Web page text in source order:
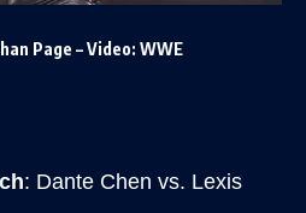
Page – Video: WWE
: Dante Chen vs. Lexis